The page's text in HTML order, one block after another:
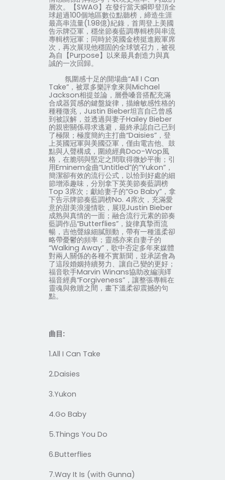
層次。【SWAG】在發行當天瞬即登頂全
球超過100個地區數位點聽榜，締造生涯
最高串流量(1.98億)紀錄，首周登上美國
告示牌亞軍，穩坐節奏藍調專輯榜與串流
專輯榜冠軍；同時於英國金榜挺進殿軍席
次，再次展現他穩固的全球號召力，被視
為自【Purpose】以來最具創造力與真
誠的一次回歸。
氛圍感十足的開場曲“All I Can
Take”，被眾多樂評拿來與Michael
Jackson相提並論，層疊嗓音搭配充滿
合成器質感的鍵盤旋律，描繪敏感性格的
種種徵兆， Justin Bieber坦言自己曾感
到被誤解，並透過與妻子Hailey Bieber
的親密關係尋求逃避，最終承認自己已到
了極限；極度簡約主打曲“Daisies”，登
上英國冠軍與美國亞軍，僅由電吉他、鼓
點與人聲構成，圍繞經典Doo-Wop風
格，在脆弱與堅定之間取得微妙平衡；引
用Eminem金曲“Untitled”的“Yukon”，
簡潔卻有效的流行公式，以恰到好處的細
節增添趣味，分別拿下英美節奏藍調榜
Top 3席次；獻給妻子的“Go Baby”，拿
下告示牌節奏藍調榜No. 4席次，充滿愛
意的甜美浪漫情歌，展現Justin Bieber
成熟與真情的一面；融合流行元素的節奏
藍調作品“Butterflies”，旋律真摯而流
暢，吉他聲線細膩顫動，帶有一種溫柔卻
略帶憂鬱的頻率；靈感亦來自妻子的
“Walking Away”，歌中否定多年來媒體
對兩人關係的各種不實新聞，並承諾會為
了這段婚姻持續努力、讓自己變的更好；
福音歌手Marvin Winans協助改編演繹
福音經典“Forgiveness”，讓整張專輯在
靈魂與救贖之間，畫下溫柔卻震撼的句
點。
曲目:
1.All I Can Take
2.Daisies
3.Yukon
4.Go Baby
5.Things You Do
6.Butterflies
7.Way It Is (with Gunna)